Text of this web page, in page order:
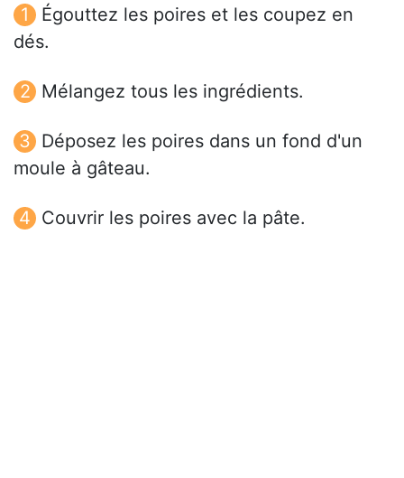
Égouttez les poires et les coupez en
dés.
Mélangez tous les ingrédients.
Déposez les poires dans un fond d'un
moule à gâteau.
Couvrir les poires avec la pâte.